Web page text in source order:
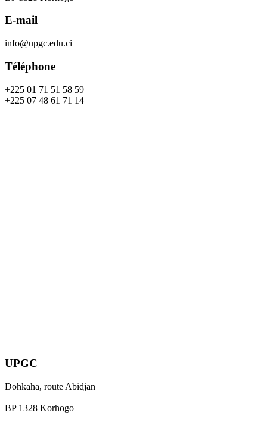
E-mail
info@upgc.edu.ci
Téléphone
+225 01 71 51 58 59
+225 07 48 61 71 14
UPGC
Dohkaha, route Abidjan
BP 1328 Korhogo